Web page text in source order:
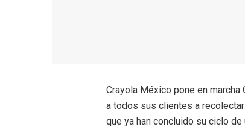
Crayola México pone en marcha
a todos sus clientes a
que ya han concluido su ciclo